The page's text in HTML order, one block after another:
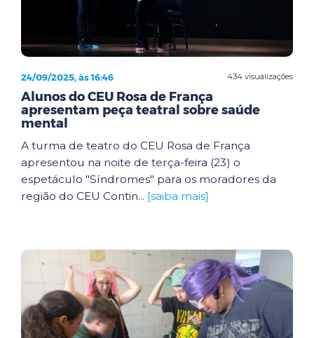
434 visualizações
24/09/2025, às 16:46
Alunos do CEU Rosa de França
apresentam peça teatral sobre saúde
mental
A turma de teatro do CEU Rosa de França
apresentou na noite de terça-feira (23) o
espetáculo "Síndromes" para os moradores da
região do CEU Contin... [saiba mais]